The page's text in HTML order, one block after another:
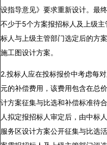
设指导意见》要求重新设计。最
不少于5个方案报招标人及上级
标人与上级主管部门选定后的方
施工图设计方案。
2.投标人应在投标报价中考虑每
元的补偿费用，该费用包含在总
计方案征集与比选和补偿标准待
人拟定报招标人审定后，由中标
服务区设计方案公开征集与比选